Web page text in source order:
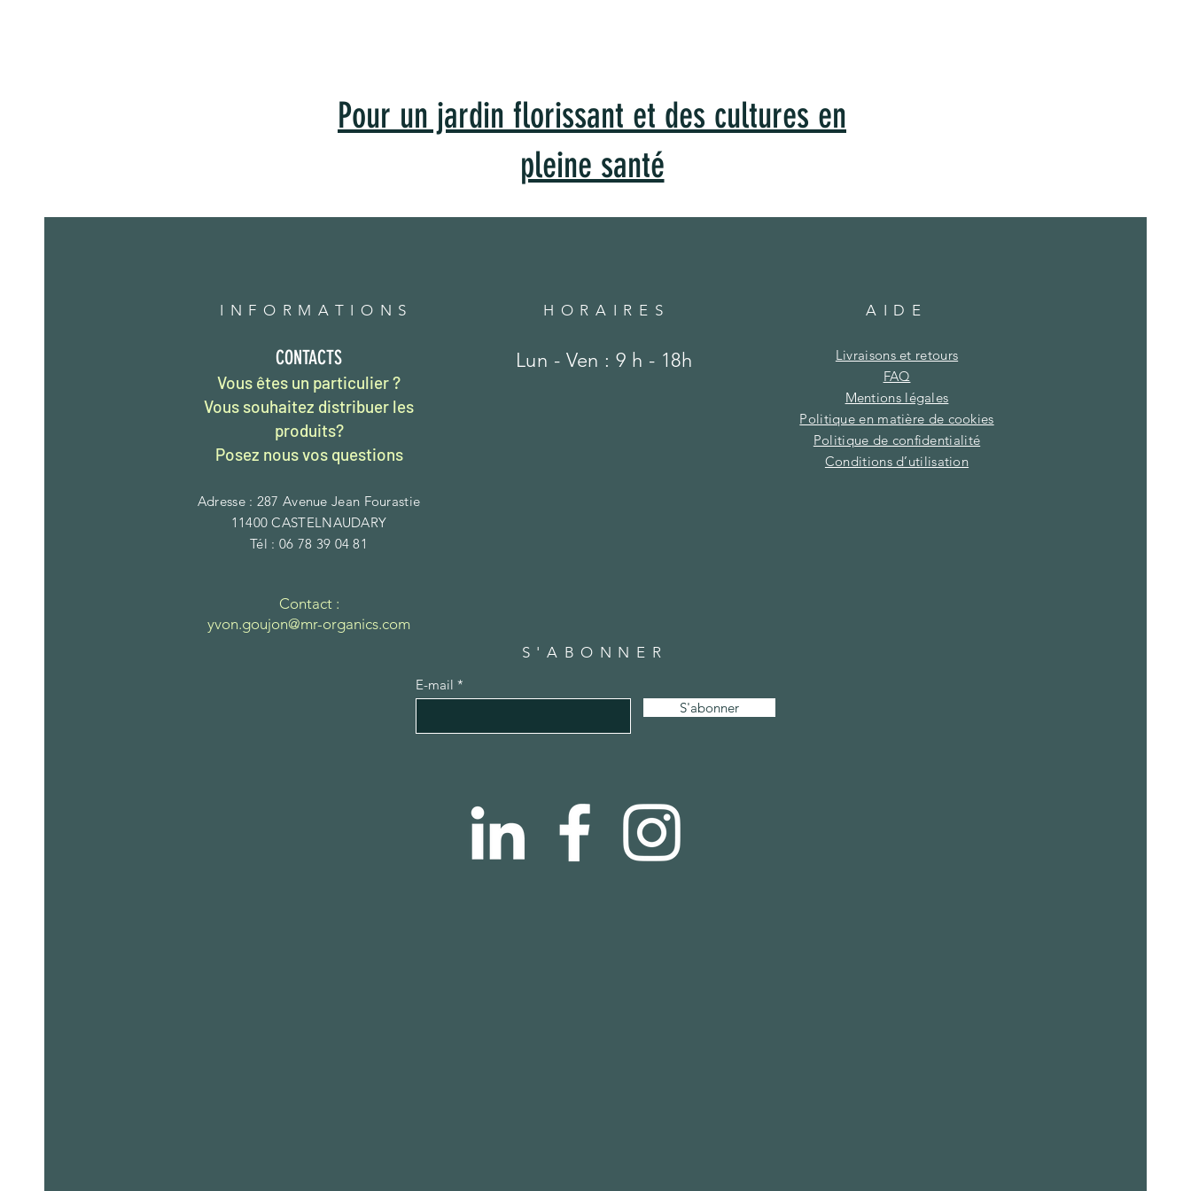
Pour un jardin florissant et des cultures en
pleine santé
INFORMATIONS
CONTACTS
Vous êtes un particulier ?
Vous souhaitez distribuer les
produits?
Posez nous vos questions
Adresse : 287 Avenue Jean Fourastie
11400 CASTELNAUDARY
Tél : 06 78 39 04 81
Contact :
​yvon.goujon@mr-organics.com
HORAIRES
Lun - Ven : 9 h - 18h
AIDE
Livraisons et retours
FAQ
Mentions légales
Politique en matière de cookies
Politique de confidentialité
Conditions d’utilisation
S'ABONNER
E-mail
S'abonner